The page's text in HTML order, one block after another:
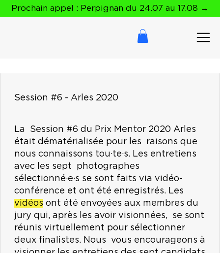
Prochain appel : Perpignan du 24.07 au 17.08 →
Session #6 - Arles 2020
La Session #6 du Prix Mentor 2020 Arles
était dématérialisée pour les raisons que
nous connaissons tou·te·s. Les entretiens
avec les sept photographes
sélectionné·e·s se sont faits via vidéo-
conférence et ont été enregistrés. Les
vidéos ont été envoyées aux membres du
jury qui, après les avoir visionnées, se sont
réunis virtuellement pour sélectionner
deux finalistes. Nous vous encourageons à